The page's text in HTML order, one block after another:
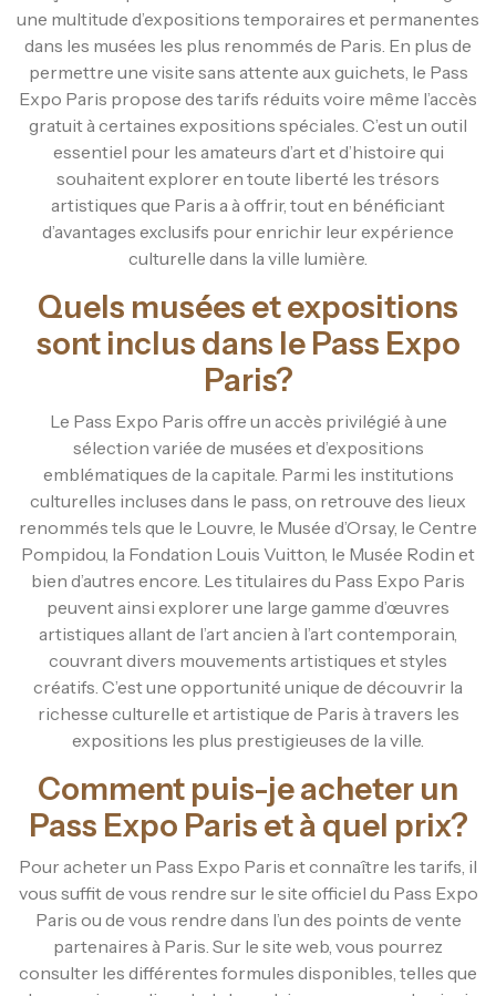
une multitude d’expositions temporaires et permanentes
dans les musées les plus renommés de Paris. En plus de
permettre une visite sans attente aux guichets, le Pass
Expo Paris propose des tarifs réduits voire même l’accès
gratuit à certaines expositions spéciales. C’est un outil
essentiel pour les amateurs d’art et d’histoire qui
souhaitent explorer en toute liberté les trésors
artistiques que Paris a à offrir, tout en bénéficiant
d’avantages exclusifs pour enrichir leur expérience
culturelle dans la ville lumière.
Quels musées et expositions
sont inclus dans le Pass Expo
Paris?
Le Pass Expo Paris offre un accès privilégié à une
sélection variée de musées et d’expositions
emblématiques de la capitale. Parmi les institutions
culturelles incluses dans le pass, on retrouve des lieux
renommés tels que le Louvre, le Musée d’Orsay, le Centre
Pompidou, la Fondation Louis Vuitton, le Musée Rodin et
bien d’autres encore. Les titulaires du Pass Expo Paris
peuvent ainsi explorer une large gamme d’œuvres
artistiques allant de l’art ancien à l’art contemporain,
couvrant divers mouvements artistiques et styles
créatifs. C’est une opportunité unique de découvrir la
richesse culturelle et artistique de Paris à travers les
expositions les plus prestigieuses de la ville.
Comment puis-je acheter un
Pass Expo Paris et à quel prix?
Pour acheter un Pass Expo Paris et connaître les tarifs, il
vous suffit de vous rendre sur le site officiel du Pass Expo
Paris ou de vous rendre dans l’un des points de vente
partenaires à Paris. Sur le site web, vous pourrez
consulter les différentes formules disponibles, telles que